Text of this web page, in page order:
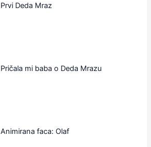
Prvi Deda Mraz
Pričala mi baba o Deda Mrazu
Animirana faca: Olaf